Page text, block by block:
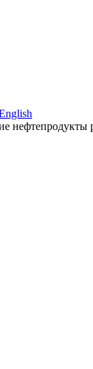
нефтепродукты